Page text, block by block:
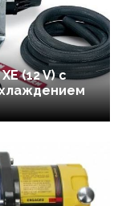
(12 V) с